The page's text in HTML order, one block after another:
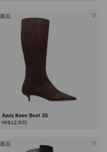
新品
Amis Knee Boot 35
HK$12,500
新品